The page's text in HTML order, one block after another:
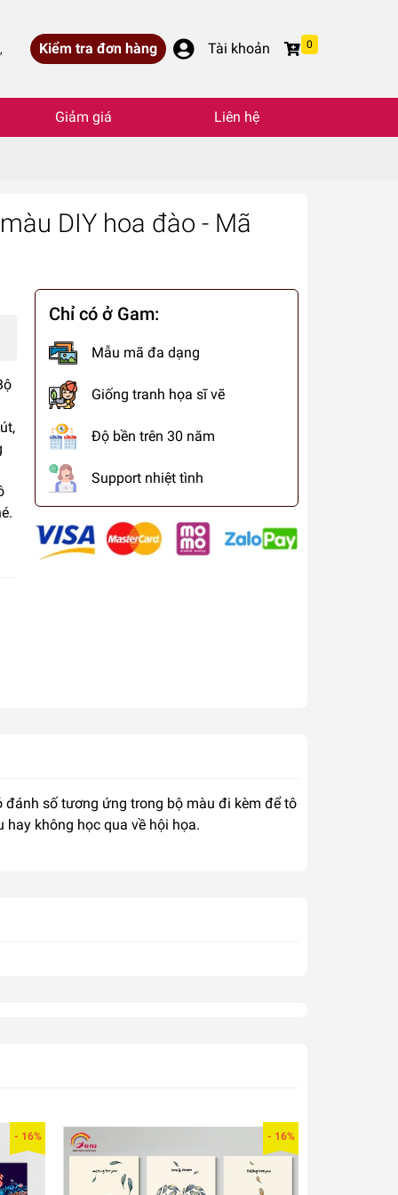
Kiểm tra đơn hàng Tài khoản 0
Giảm giá Liên hệ
DIY hoa đào - Mã
Chỉ có ở Gam:
Mẫu mã đa dạng
Giống tranh họa sĩ vẽ
Độ bền trên 30 năm
Support nhiệt tình
số tương ứng trong bộ màu đi kèm để tô
hay không học qua về hội họa.
- 16% - 16%